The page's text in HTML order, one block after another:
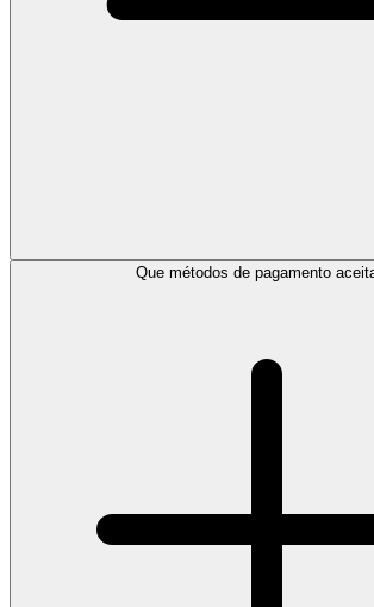
Que métodos de pagamento